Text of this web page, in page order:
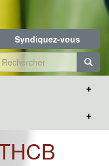
Syndiquez-vous